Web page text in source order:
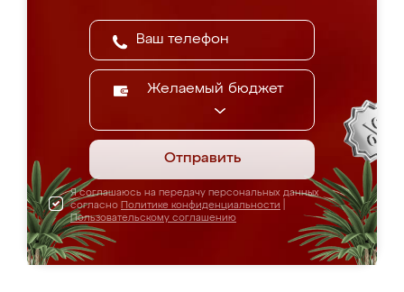
Желаемый бюджет
Отправить
Я соглашаюсь на передачу персональных данных
согласно Политике конфиденциальности
Пользовательскому соглашению